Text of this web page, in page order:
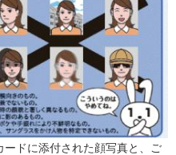
ドに添付された顔写真と、ご